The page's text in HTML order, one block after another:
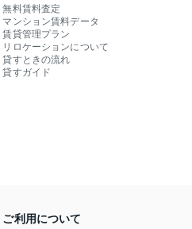
無料賃料査定
マンション賃料データ
賃貸管理プラン
リロケーションについて
貸すときの流れ
貸すガイド
ご利用について